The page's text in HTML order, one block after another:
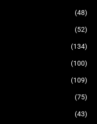
(48)
(52)
(134)
(100)
(109)
(75)
(43)